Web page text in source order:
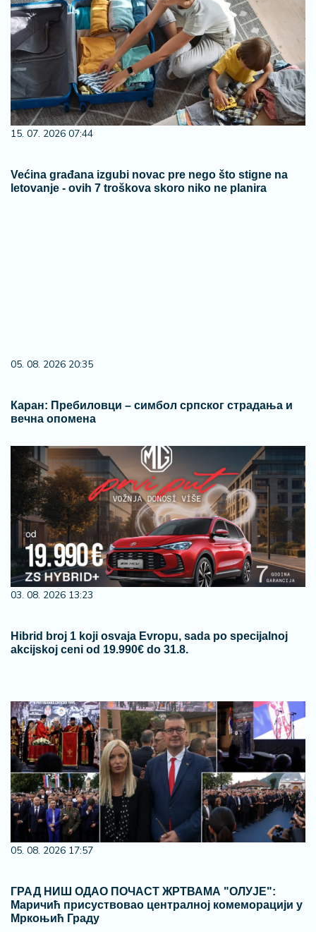
15. 07. 2026 07:44
Većina građana izgubi novac pre nego što stigne na
letovanje - ovih 7 troškova skoro niko ne planira
05. 08. 2026 20:35
Каран: Пребиловци – симбол српског страдања и
вечна опомена
03. 08. 2026 13:23
Hibrid broj 1 koji osvaja Evropu, sada po specijalnoj
akcijskoj ceni od 19.990€ do 31.8.
05. 08. 2026 17:57
ГРАД НИШ ОДАО ПОЧАСТ ЖРТВАМА "ОЛУЈЕ":
Маричић присуствовао централној комеморацији у
Мркоњић Граду